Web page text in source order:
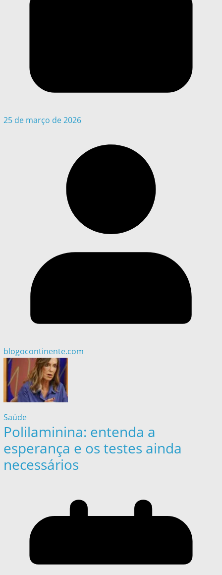
25 de março de 2026
blogocontinente.com
Saúde
Polilaminina: entenda a
esperança e os testes ainda
necessários